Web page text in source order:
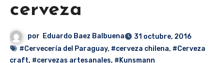
cerveza
por Eduardo Baez Balbuena
31 octubre, 2016
#Cervecería del Paraguay, #cerveza chilena, #Cerveza
craft, #cervezas artesanales, #Kunsmann